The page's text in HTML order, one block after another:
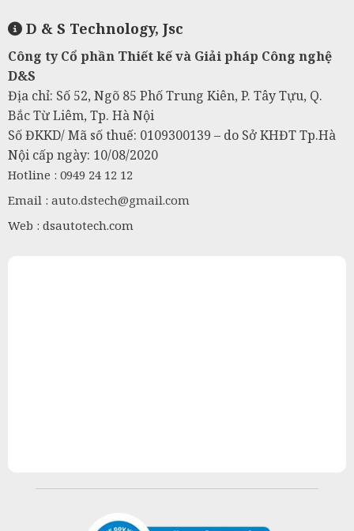
D & S Technology, Jsc
Công ty Cổ phần Thiết kế và Giải pháp Công nghệ
D&S
Địa chỉ: Số 52, Ngõ 85 Phố Trung Kiên, P. Tây Tựu, Q.
Bắc Từ Liêm, Tp. Hà Nội
Số ĐKKD/ Mã số thuế: 0109300139 – do Sở KHĐT Tp.Hà
Nội cấp ngày: 10/08/2020
Hotline : 0949 24 12 12
Email : auto.dstech@gmail.com
Web : dsautotech.com